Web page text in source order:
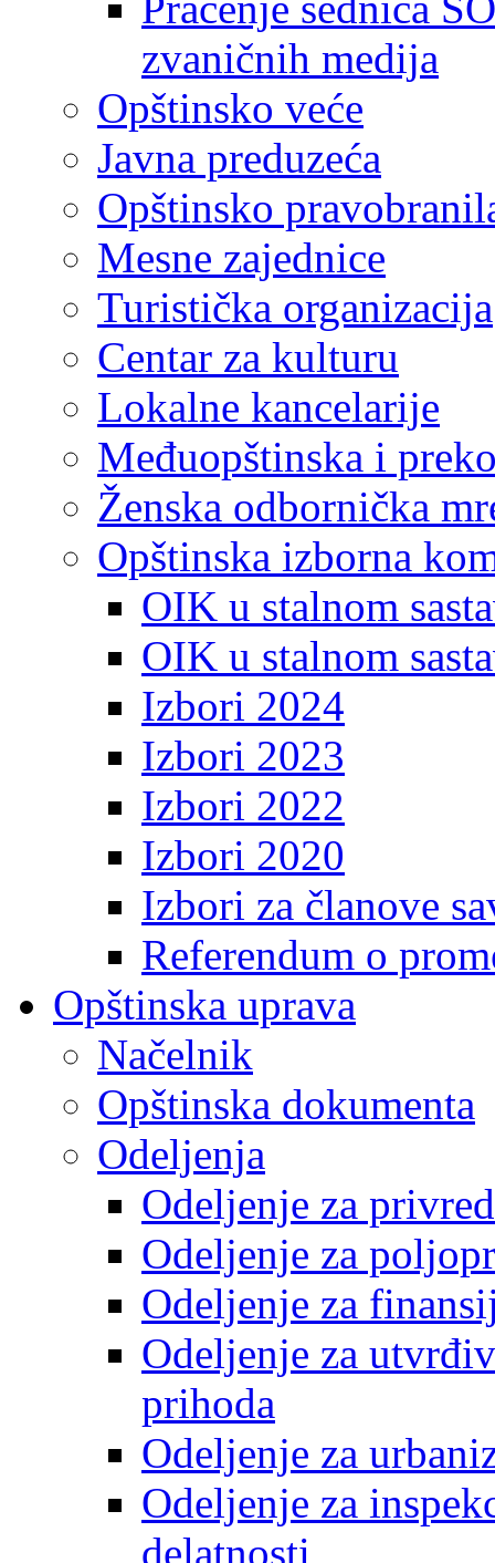
zvaničnih medija
Opštinsko veće
Javna preduzeća
Opštinsko
Mesne zajednice
Turistička organizacija
Centar za kulturu
Lokalne kancelarije
Međuopštinska i
Ženska odbornička
Opštinska izborna
OIK u stalnom
OIK u stalnom
Izbori 2024
Izbori 2023
Izbori 2022
Izbori 2020
Izbori za članove
Referendum o
Opštinska uprava
Načelnik
Opštinska dokumenta
Odeljenja
Odeljenje za
Odeljenje za
Odeljenje za
Odeljenje za
prihoda
Odeljenje za
Odeljenje za
delatnosti